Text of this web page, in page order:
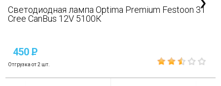
Светодиодная лампа Optima Premium Festoon 31
Cree CanBus 12V 5100К
450 P
Отгрузка от 2 шт.